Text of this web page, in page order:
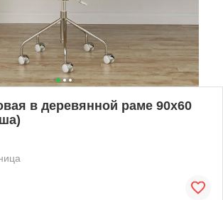
в деревянной раме 90х60